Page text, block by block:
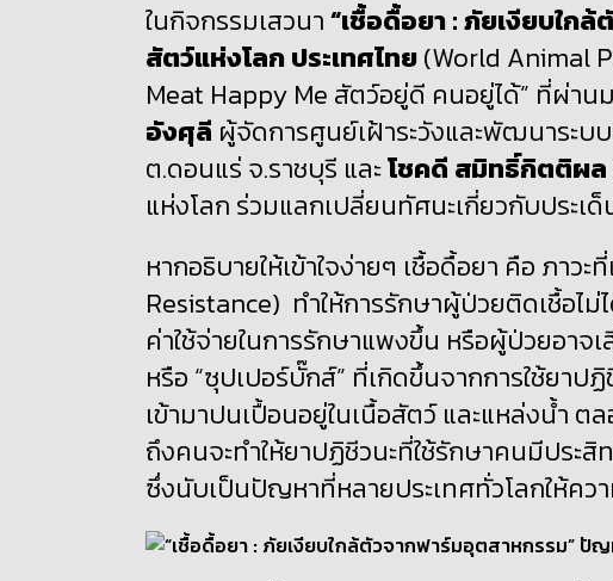
ในกิจกรรมเสวนา“เชื้อดื้อยา:ภัยเงียบใกล้
สัตว์แห่งโลก ประเทศไทย(World Animal
Meat Happy Me สัตว์อยู่ดี คนอยู่ได้” ที่ผ่าน
อังศุลี ผู้จัดการศูนย์เฝ้าระวังและพัฒนาระบ
ต.ดอนแร่ จ.ราชบุรี และโชคดี สมิทธิ์กิตติผล
แห่งโลก ร่วมแลกเปลี่ยนทัศนะเกี่ยวกับประเ
หากอธิบายให้เข้าใจง่ายๆ เชื้อดื้อยา คือ ภาว
Resistance) ทำให้การรักษาผู้ป่วยติดเชื้อไ
ค่าใช้จ่ายในการรักษาแพงขึ้น หรือผู้ป่วยอาจ
หรือ “ซุปเปอร์บั๊กส์” ที่เกิดขึ้นจากการใช้ยาป
เข้ามาปนเปื้อนอยู่ในเนื้อสัตว์ และแหล่งน้ำ
ถึงคนจะทำให้ยาปฏิชีวนะที่ใช้รักษาคนมีประ
ซึ่งนับเป็นปัญหาที่หลายประเทศทั่วโลกให้ค